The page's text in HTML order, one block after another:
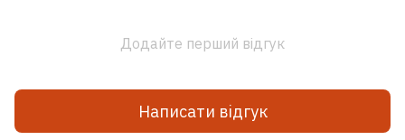
Додайте перший відгук
Написати відгук